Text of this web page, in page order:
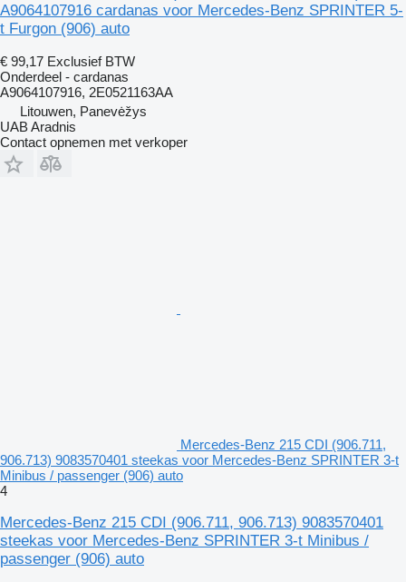
A9064107916 cardanas voor Mercedes-Benz SPRINTER 5-
t Furgon (906) auto
€ 99,17 Exclusief BTW
Onderdeel - cardanas
A9064107916, 2E0521163AA
Litouwen, Panevėžys
UAB Aradnis
Contact opnemen met verkoper
Mercedes-Benz 215 CDI (906.711,
906.713) 9083570401 steekas voor Mercedes-Benz SPRINTER 3-t
Minibus / passenger (906) auto
4
Mercedes-Benz 215 CDI (906.711, 906.713) 9083570401
steekas voor Mercedes-Benz SPRINTER 3-t Minibus /
passenger (906) auto